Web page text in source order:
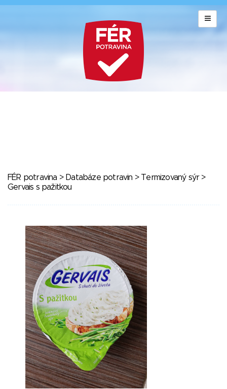
FÉR potravina > Databáze potravin > Termizovaný sýr>
Gervais s pažitkou